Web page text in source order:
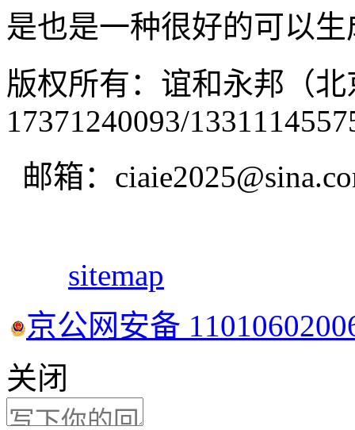
是也是一种很好的可以
版权所有：谊和永邦（
17371240093/
邮箱：
sitemap
京公网安备
关闭